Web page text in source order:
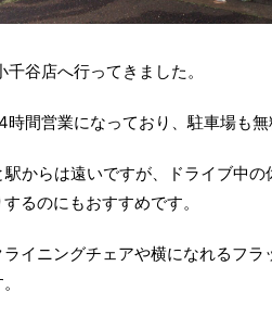
谷店へ行ってきました。
間営業になっており、駐車場も無
からは遠いですが、ドライブ中
るのにもおすすめです。
イニングチェアや横になれるフ